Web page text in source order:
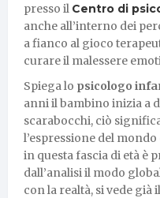
presso il Centro di
anche all’interno dei
a fianco al gioco
curare il malessere
Spiega lo psicologo
anni il bambino inizia a
scarabocchi, ciò
l’espressione del
in questa fascia di età è
dall’analisi il modo
con la realtà, si vede già